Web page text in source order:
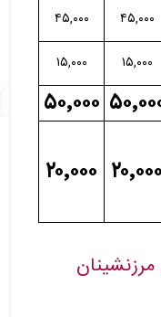
۴۵,۰۰۰
۴۵,۰۰۰
۱۵,۰۰۰ ۱۵,۰۰۰
۵۰٬۰۰۰
۲۰٬۰۰۰ ۲۰٬۰۰۰